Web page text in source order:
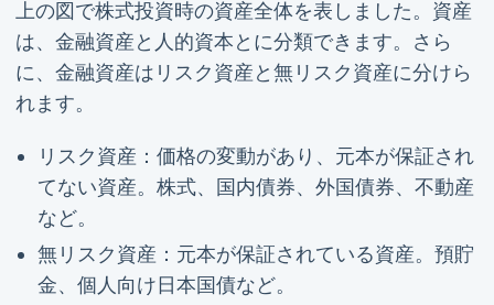
上の図で株式投資時の資産全体を表しました。資産
は、金融資産と人的資本とに分類できます。さら
に、金融資産はリスク資産と無リスク資産に分けら
れます。
リスク資産：価格の変動があり、元本が保証され
てない資産。株式、国内債券、外国債券、不動産
など。
無リスク資産：元本が保証されている資産。預貯
金、個人向け日本国債など。